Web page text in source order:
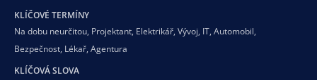
KLÍČOVÉ TERMÍNY
Na dobu neurčitou, Projektant, Elektrikář, Vývoj, IT, Automobil,
Bezpečnost, Lékař, Agentura
KLÍČOVÁ SLOVA